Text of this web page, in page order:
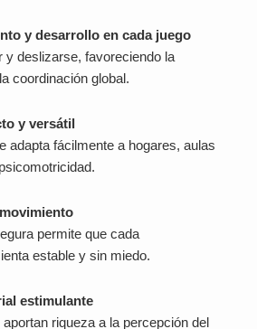
y desarrollo en cada juego
y deslizarse, favoreciendo la
coordinación global.
y versátil
adapta fácilmente a hogares, aulas
permite que cada
estable y sin miedo.
estimulante
riqueza a la percepción del